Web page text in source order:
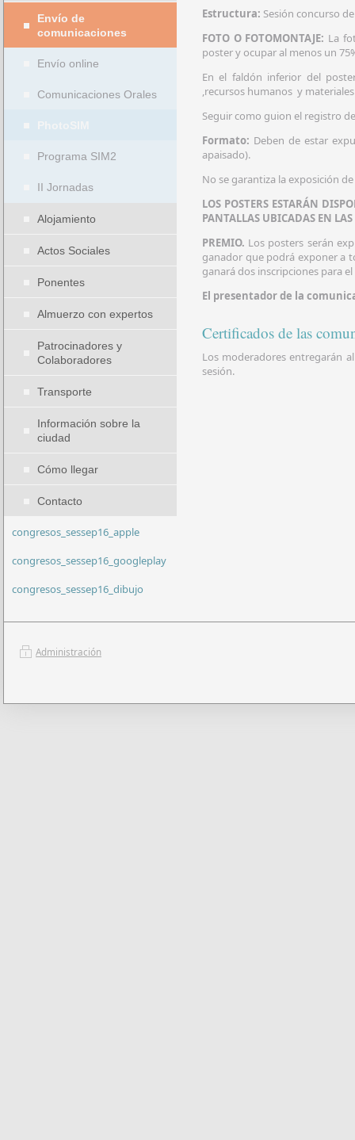
Envío de
comunicaciones
Envío online
Comunicaciones Orales
PhotoSIM
Programa SIM2
II Jornadas
Alojamiento
Actos Sociales
Ponentes
Almuerzo con expertos
Patrocinadores y
Colaboradores
Transporte
Información sobre la
ciudad
Cómo llegar
Contacto
congresos_sessep16_apple
congresos_sessep16_googleplay
congresos_sessep16_dibujo
Estructura: Sesión concurso
FOTO O FOTOMONTAJE: La
poster y ocupar al menos un
En el faldón inferior del
,recursos humanos y
Seguir como guion el registro
Formato: Deben de estar
apaisado).
No se garantiza la exposición
LOS POSTERS ESTARÁN
PANTALLAS UBICADAS EN
PREMIO. Los posters serán
ganador que podrá exponer a
ganará dos inscripciones para el
El presentador de la
Certificados de las
Los moderadores entregarán
sesión.
Administración